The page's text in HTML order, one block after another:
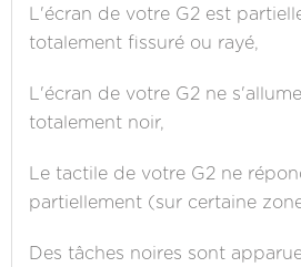
L'écran de votre G2 est
totalement fissuré ou rayé,
L'écran de votre G2 ne
totalement noir,
Le tactile de votre G2 ne
partiellement (sur certaine
Des tâches noires sont